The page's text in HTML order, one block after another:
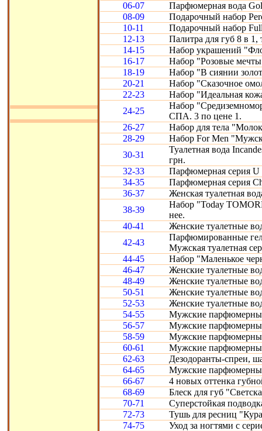
06-07
Парфюмерная вода
08-09
Подарочный набор
10-11
Подарочный набор
12-13
Палитра для губ 8 в 1,
14-15
Набор украшений
16-17
Набор "Розовые
18-19
Набор "В сиянии
20-21
Набор "Сказочное
22-23
Набор "Идеальная
24-25
Набор
СПА. 3 по цене 1.
26-27
Набор для тела
28-29
Набор For Men
30-31
Туалетная вода
грн.
32-33
Парфюмерная серия U
34-35
Парфюмерная серия
36-37
Женская туалетная
38-39
Набор "Today
нее.
40-41
Женские туалетные
42-43
Парфюмированные
Мужская туалетная
44-45
Набор "Маленькое
46-47
Женские туалетные
48-49
Женские туалетные
50-51
Женские туалетные
52-53
Женские туалетные
54-55
Мужские
56-57
Мужские
58-59
Мужские
60-61
Мужские
62-63
Дезодоранты-спреи,
64-65
Мужские
66-67
4 новых оттенка
68-69
Блеск для губ
70-71
Суперстойкая
72-73
Тушь для ресниц
74-75
Уход за ногтями с